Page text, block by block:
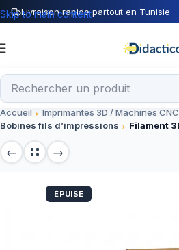
Livraison rapide partout en Tunisie
Skip to main content
Accueil
Imprimantes 3D / Machines CNC
Bobines fils d’impressions
ÉPUISÉ